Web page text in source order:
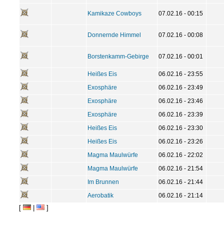
Kamikaze Cowboys 07.02.16 - 00:15
Donnernde Himmel 07.02.16 - 00:08
Borstenkamm-Gebirge 07.02.16 - 00:01
Heißes Eis
06.02.16 - 23:55
Exosphäre
06.02.16 - 23:49
Exosphäre
06.02.16 - 23:46
Exosphäre
06.02.16 - 23:39
Heißes Eis
06.02.16 - 23:30
Heißes Eis
06.02.16 - 23:26
Magma Maulwürfe
06.02.16 - 22:02
Magma Maulwürfe
06.02.16 - 21:54
Im Brunnen
06.02.16 - 21:44
Aerobatik
06.02.16 - 21:14
[ ]